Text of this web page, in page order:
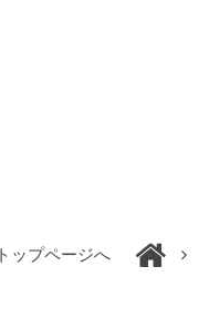
トップページへ